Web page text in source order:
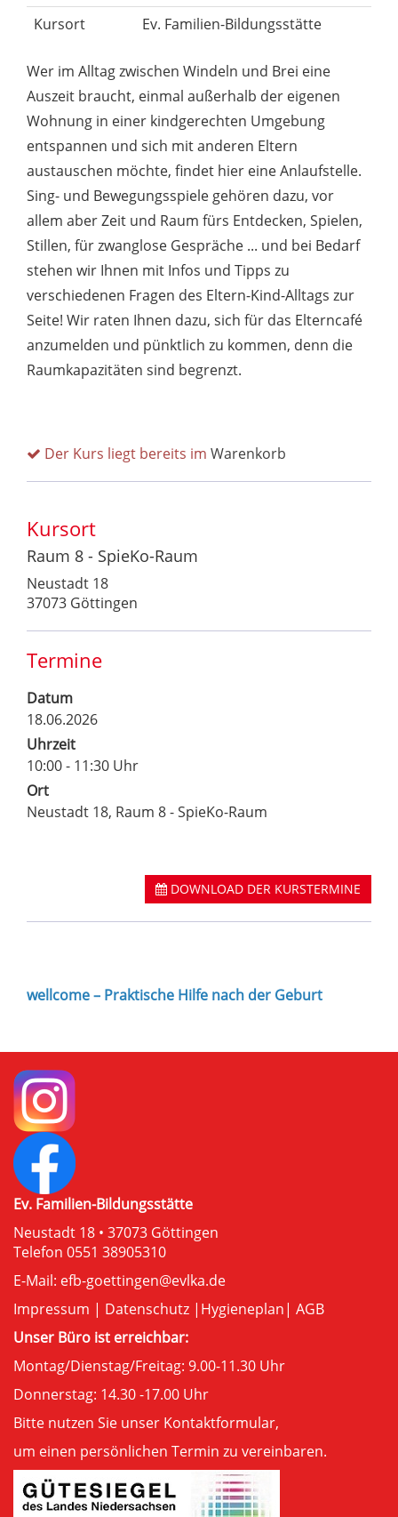
Kursort
Ev. Familien-Bildungsstätte
Wer im Alltag zwischen Windeln und Brei eine
Auszeit braucht, einmal außerhalb der eigenen
Wohnung in einer kindgerechten Umgebung
entspannen und sich mit anderen Eltern
austauschen möchte, findet hier eine Anlaufstelle.
Sing- und Bewegungsspiele gehören dazu, vor
allem aber Zeit und Raum fürs Entdecken, Spielen,
Stillen, für zwanglose Gespräche ... und bei Bedarf
stehen wir Ihnen mit Infos und Tipps zu
verschiedenen Fragen des Eltern-Kind-Alltags zur
Seite! Wir raten Ihnen dazu, sich für das Elterncafé
anzumelden und pünktlich zu kommen, denn die
Raumkapazitäten sind begrenzt.
Der Kurs liegt bereits im Warenkorb
Kursort
Raum 8 - SpieKo-Raum
Neustadt 18
37073 Göttingen
Termine
Datum
18.06.2026
Uhrzeit
10:00 - 11:30 Uhr
Ort
Neustadt 18, Raum 8 - SpieKo-Raum
DOWNLOAD DER KURSTERMINE
wellcome – Praktische Hilfe nach der Geburt
Ev. Familien-Bildungsstätte
Neustadt 18 • 37073 Göttingen
Telefon 0551 38905310
E-Mail: efb-goettingen@evlka.de
Impressum | Datenschutz | Hygieneplan| AGB
Unser Büro ist erreichbar:
Montag/Dienstag/Freitag: 9.00-11.30 Uhr
Donnerstag: 14.30 -17.00 Uhr
Bitte nutzen Sie unser Kontaktformular,
um einen persönlichen Termin zu vereinbaren.